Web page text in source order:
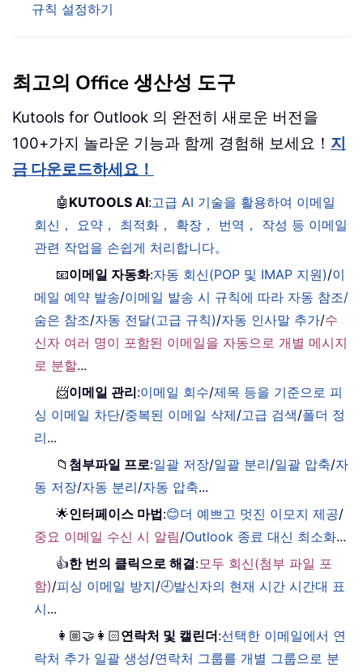
규칙 설정하기
최고의 Office 생산성 도구
Kutools for Outlook 의 완전히 새로운 버전을
100+가지 놀라운 기능과 함께 경험해 보세요！ 지
금 다운로드하세요！
🤖 KUTOOLS AI:고급 AI 기술을 활용하여 이메일
회신， 요약， 최적화， 확장， 번역， 작성 등 이메일
관련 작업을 손쉽게 처리합니다。
📧이메일 자동화:자동 회신(POP 및 IMAP 지원)/이
메일 예약 발송/이메일 발송 시 규칙에 따라 자동 참조/
숨은 참조/자동 전달(고급 규칙)/자동 인사말 추가/수
신자 여러 명이 포함된 이메일을 자동으로 개별 메시지
로 분할...
📨이메일 관리:이메일 회수/제목 등을 기준으로 피
싱 이메일 차단/중복된 이메일 삭제/고급 검색/폴더 정
리...
📁 첨부파일 프로:일괄 저장/일괄 분리/일괄 압축/자
동 저장/자동 분리/자동 압축...
🌟인터페이스 마법:😊더 예쁘고 멋진 이모지 제공/
중요 이메일 수신 시 알림/Outlook 종료 대신 최소화...
👍한 번의 클릭으로 해결:모두 회신(첨부 파일 포
함)/피싱 이메일 방지/🕘발신자의 현재 시간 시간대 표
시...
👩🏼‍🤝‍👩🏻연락처 및 캘린더:선택한 이메일에서 연
락처 추가 일괄 생성/연락처 그룹를 개별 그룹으로 분